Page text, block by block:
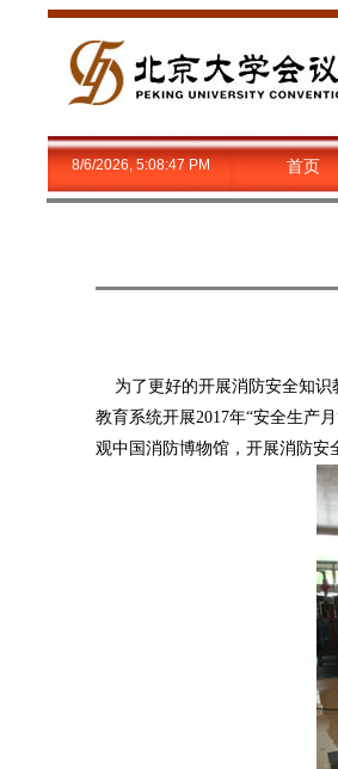
8/6/2026, 5:08:47 PM 首页
为了更好的开展消防安全知识
教育系统开展2017年“安全生产
观中国消防博物馆，开展消防安